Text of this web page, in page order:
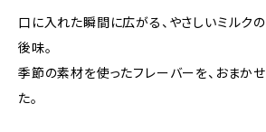
口に入れた瞬間に広がる、やさしいミルク
後味。
季節の素材を使ったフレーバーを、おまか
た。